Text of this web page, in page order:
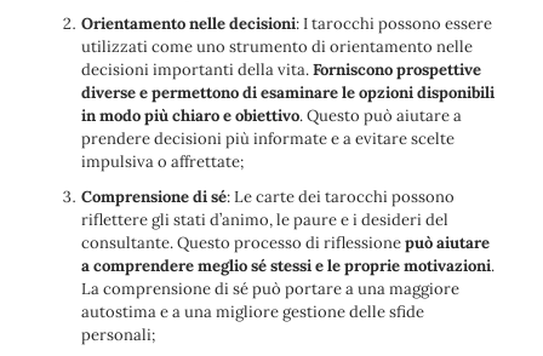
Orientamento nelle decisioni: I tarocchi possono essere
utilizzati come uno strumento di orientamento nelle
decisioni importanti della vita.Forniscono prospettive
diverse e permettono di esaminare le opzioni disponibili
in modo più chiaro e obiettivo. Questo può aiutare a
prendere decisioni più informate e a evitare scelte
impulsiva o affrettate;
Comprensione di sé: Le carte dei tarocchi possono
riflettere gli stati d’animo, le paure e i desideri del
consultante. Questo processo di riflessionepuò aiutare
a comprendere meglio sé stessi e le proprie motivazioni.
La comprensione di sé può portare a una maggiore
autostima e a una migliore gestione delle sfide
personali;